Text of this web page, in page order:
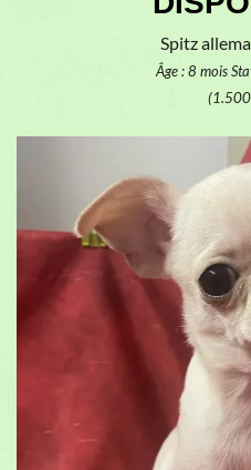
Spitz
Âge : 8 mois